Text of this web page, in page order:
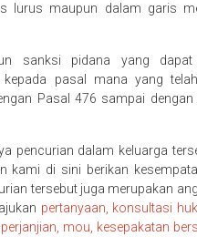
lurus maupun dalam garis
sanksi pidana yang dapat
kepada pasal mana yang
Pasal 476 sampai
pencurian dalam keluarga
kami di sini berikan
tersebut juga merupakan
pertanyaan, konsultasi
mou, kesepakatan